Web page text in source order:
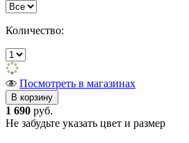
Количество:
Посмотреть в магазинах
1 690 руб.
Не забудьте указать цвет и размер